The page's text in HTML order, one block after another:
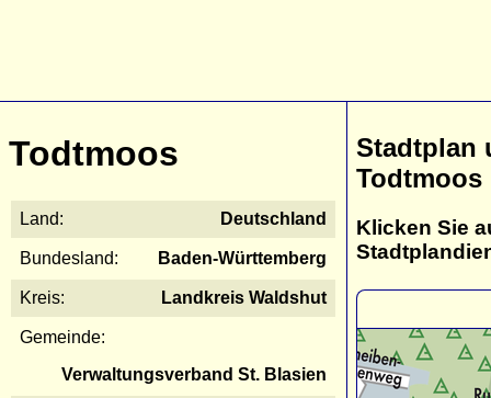
Todtmoos
Land: Deutschland
Bundesland: Baden-Württemberg
Kreis: Landkreis Waldshut
Gemeinde:
Verwaltungsverband St. Blasien
Stadtplan
Todtmoos
Klicken Sie